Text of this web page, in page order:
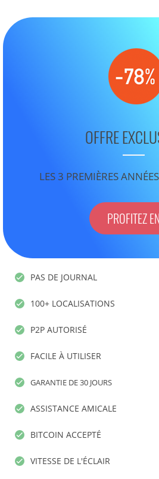
OFFRE
LES 3 PREMIÈRES
PROFITEZ EN
PAS DE JOURNAL
100+ LOCALISATIONS
P2P AUTORISÉ
FACILE À UTILISER
GARANTIE DE 30 JOURS
ASSISTANCE AMICALE
BITCOIN ACCEPTÉ
VITESSE DE L'ÉCLAIR